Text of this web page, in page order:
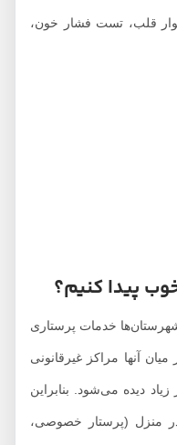
تست فشار خون،
پیدا کنیم؟
خدمات پرستاری
مراکز غیرقانونی
می‌شود. بنابراین
(پرستار خصوصی،